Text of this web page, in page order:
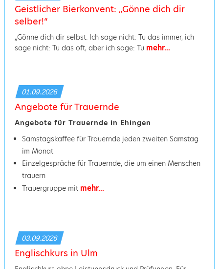
Geistlicher Bierkonvent: „Gönne dich dir
selber!“
„Gönne dich dir selbst. Ich sage nicht: Tu das immer, ich
sage nicht: Tu das oft, aber ich sage: Tu mehr...
01.09.2026
Angebote für Trauernde
Angebote für Trauernde in Ehingen
Samstagskaffee für Trauernde jeden zweiten Samstag
im Monat
Einzelgespräche für Trauernde, die um einen Menschen
trauern
Trauergruppe mitmehr...
03.09.2026
Englischkurs in Ulm